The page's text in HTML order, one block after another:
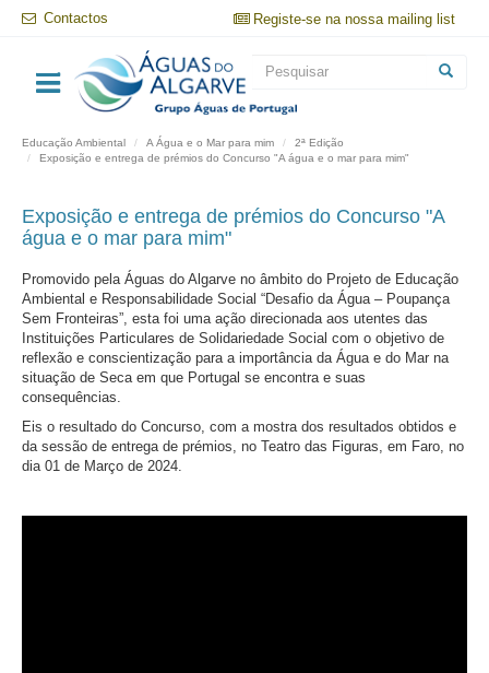
Passar
para
conteúdo
principal
Contactos Registe-se na nossa mailing list
Formulário
de
pesquisa
Pesquisar
Educação Ambiental A Água e o Mar para mim
2ª Edição
Exposição e entrega de prémios do Concurso "A água e o mar para mim"
Exposição e entrega de prémios do Concurso "A
água e o mar para mim"
Promovido pela Águas do Algarve no âmbito do Projeto de Educação
Ambiental e Responsabilidade Social “Desafio da Água – Poupança
Sem Fronteiras”, esta foi uma ação direcionada aos utentes das
Instituições Particulares de Solidariedade Social com o objetivo de
reflexão e conscientização para a importância da Água e do Mar na
situação de Seca em que Portugal se encontra e suas
consequências.
Eis o resultado do Concurso, com a mostra dos resultados obtidos e
da sessão de entrega de prémios, no Teatro das Figuras, em Faro, no
dia 01 de Março de 2024.